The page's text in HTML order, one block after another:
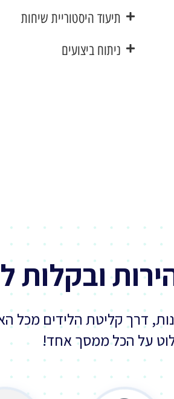
תיעוד היסטוריית שיחות
ניתוח ביצועים
דרך קליטת הלידים מכל
על הכל ממסך אחד!